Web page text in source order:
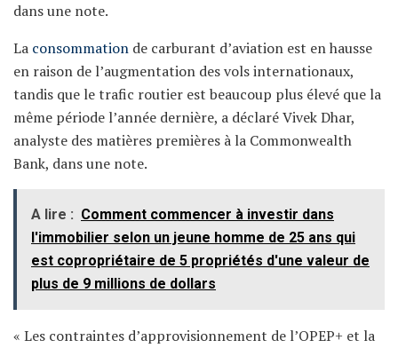
dans une note.
La consommation de carburant d’aviation est en hausse
en raison de l’augmentation des vols internationaux,
tandis que le trafic routier est beaucoup plus élevé que la
même période l’année dernière, a déclaré Vivek Dhar,
analyste des matières premières à la Commonwealth
Bank, dans une note.
A lire : Comment commencer à investir dans
l'immobilier selon un jeune homme de 25 ans qui
est copropriétaire de 5 propriétés d'une valeur de
plus de 9 millions de dollars
« Les contraintes d’approvisionnement de l’OPEP+ et la